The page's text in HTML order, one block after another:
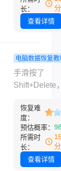
删除的文件
删除的文件
助你在误删
迅速恢复。
长：
查看详情
电脑数据恢复教
的文件还能
这几个办法
用！
手滑按了
Shift+Delete
都没经过——
崩溃我经历
一次。很多
delete删除
么恢复，说
恢复难
度：
预估概率：
所需时
长：
查看详情